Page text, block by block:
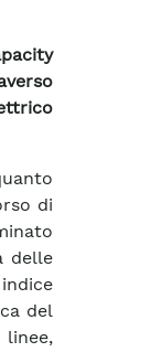
di
delle
del